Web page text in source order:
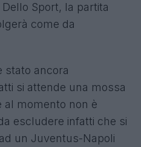
Sport, la partita
come da
stato ancora
si attende una mossa
al momento non è
escludere infatti che si
un Juventus-Napoli